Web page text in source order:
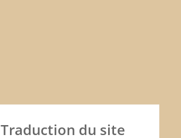
Traduction du site